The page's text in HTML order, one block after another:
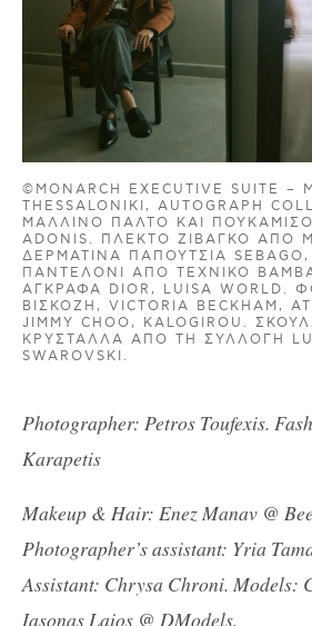
©MONARCH EXECUTIVE SUITE –
THESSALONIKI, AUTOGRAPH
ΜΆΛΛΙΝΟ ΠΑΛΤΌ ΚΑΙ ΠΟΥΚΆΜΙΣΟ
ADONIS. ΠΛΕΚΤΌ ΖΙΒΆΓΚΟ ΑΠΌ
ΔΕΡΜΆΤΙΝΑ ΠΑΠΟΎΤΣΙΑ
ΠΑΝΤΕΛΌΝΙ ΑΠΌ ΤΕΧΝΙΚΌ
ΑΓΚΡΆΦΑ DIOR, LUISA WORLD.
ΒΙΣΚΌΖΗ, VICTORIA BECKHAM,
JIMMY CHOO, KALOGIROU.
ΚΡΎΣΤΑΛΛΑ ΑΠΌ ΤΗ ΣΥΛΛΟΓΉ
SWAROVSKI.
Photographer: Petros Toufexis.
Karapetis
Makeup & Hair: Enez Manav @
Photographer’s assistant: Yria
Assistant: Chrysa Chroni. Models:
Iasonas Laios @ DModels.